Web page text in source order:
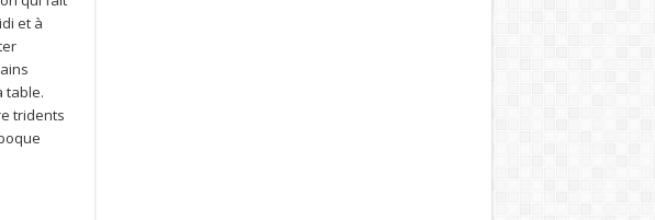
et à
table.
tridents